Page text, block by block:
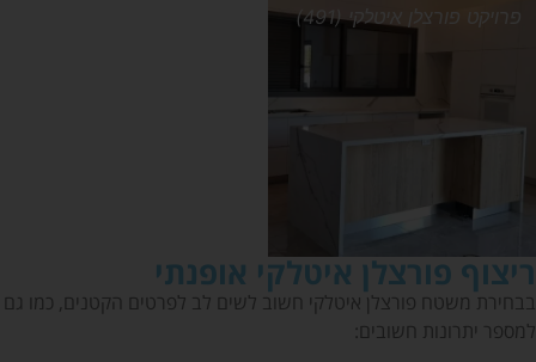
פרויקט פורצלן איטלקי (491)
ריצוף פורצלן איטלקי אופנתי
בבחירת משטח פורצלן איטלקי חשוב לשים לב לפרטים הקטנים, כמו גם
למספר יתרונות חשובים: